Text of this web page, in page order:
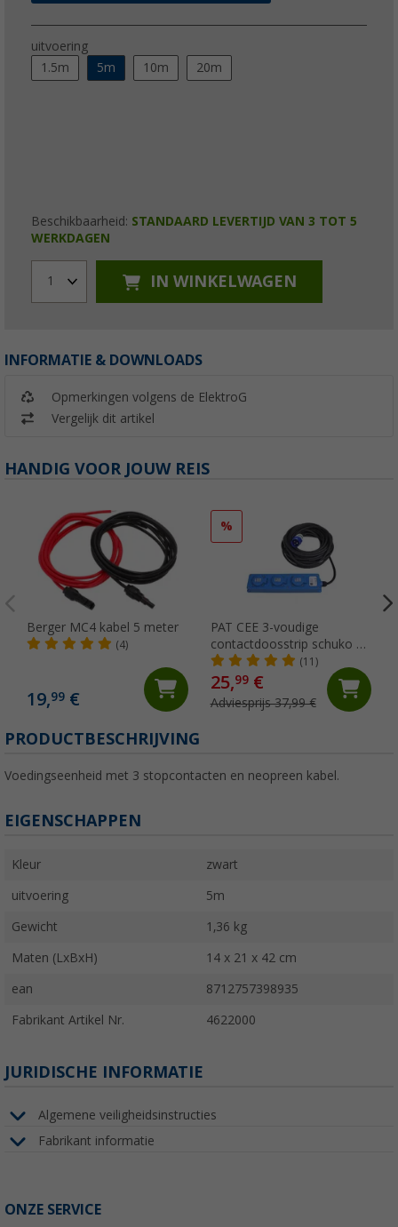
uitvoering
1.5m
5m 10m 20m
Beschikbaarheid: STANDAARD LEVERTIJD VAN 3 TOT 5
WERKDAGEN
1 IN WINKELWAGEN
INFORMATIE & DOWNLOADS
Opmerkingen volgens de ElektroG
Vergelijk dit artikel
HANDIG VOOR JOUW REIS
Berger MC4 kabel 5 meter
(4)
19,99 €
%
PAT CEE 3-voudige
contactdoosstrip schuko 5
meter
(11)
25,99€
Adviesprijs 37,99 €
PRODUCTBESCHRIJVING
Voedingseenheid met 3 stopcontacten en neopreen kabel.
EIGENSCHAPPEN
Kleur zwart
uitvoering 5m
Gewicht 1,36 kg
Maten (LxBxH) 14 x 21 x 42 cm
ean 8712757398935
Fabrikant Artikel Nr. 4622000
JURIDISCHE INFORMATIE
Algemene veiligheidsinstructies
Fabrikant informatie
ONZE SERVICE